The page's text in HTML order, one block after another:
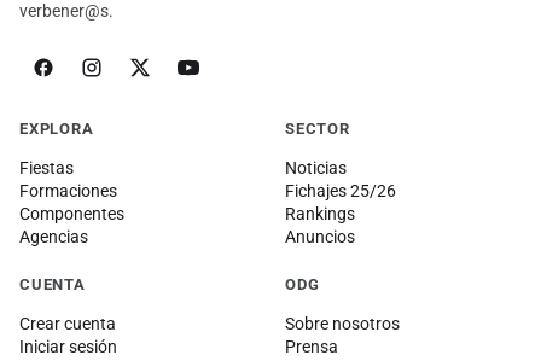
verbener@s.
EXPLORA
Fiestas
Formaciones
Componentes
Agencias
SECTOR
Noticias
Fichajes 25/26
Rankings
Anuncios
CUENTA
Crear cuenta
Iniciar sesión
ODG
Sobre nosotros
Prensa